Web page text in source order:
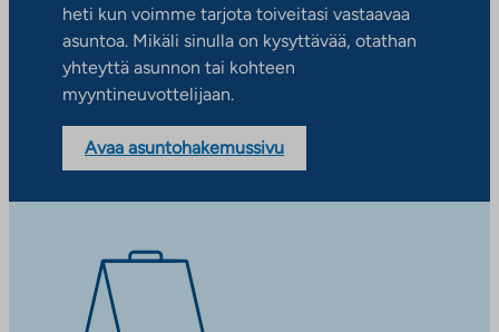
heti kun voimme tarjota toiveitasi vastaavaa
asuntoa. Mikäli sinulla on kysyttävää, otathan
yhteyttä asunnon tai kohteen
myyntineuvottelijaan.
Avaa asuntohakemussivu